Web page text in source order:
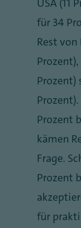
USA (11
für 34
Rest von
Prozent)
Prozent
kämen
Frage.
Prozent
für